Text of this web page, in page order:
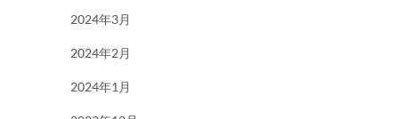
2024年3月
2024年2月
2024年1月